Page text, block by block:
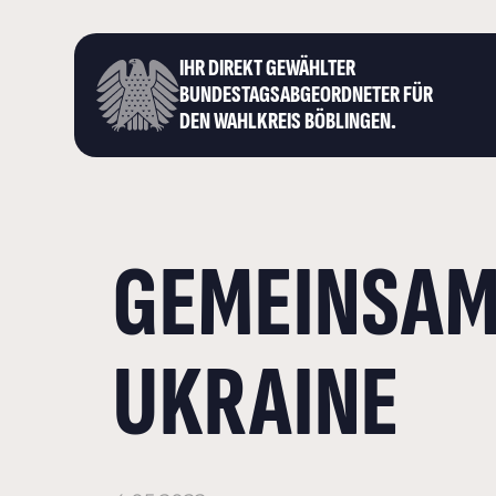
IHR DIREKT GEWÄHLTER
BUNDESTAGS­ABGEORDNETER FÜR
DEN WAHLKREIS BÖBLINGEN.
UKRAINE